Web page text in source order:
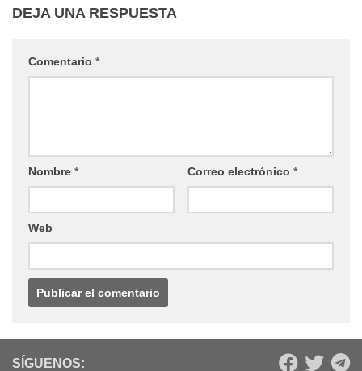
DEJA UNA RESPUESTA
Comentario *
Nombre * Correo electrónico *
Web
SÍGUENOS: